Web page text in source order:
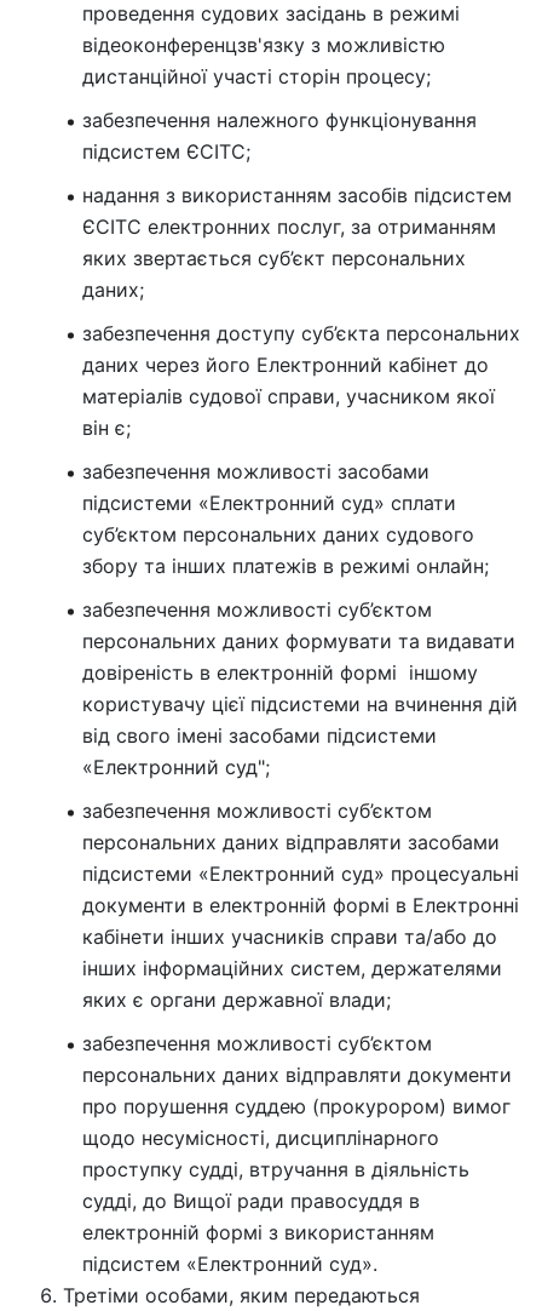
проведення судових засідань в режимі
відеоконференцзв'язку з можливістю
дистанційної участі сторін процесу;
забезпечення належного функціонування
підсистем ЄСІТС;
надання з використанням засобів підсистем
ЄСІТС електронних послуг, за отриманням
яких звертається суб’єкт персональних
даних;
забезпечення доступу суб’єкта персональних
даних через його Електронний кабінет до
матеріалів судової справи, учасником якої
він є;
забезпечення можливості засобами
підсистеми «Електронний суд» сплати
суб’єктом персональних даних судового
збору та інших платежів в режимі онлайн;
забезпечення можливості суб’єктом
персональних даних формувати та видавати
довіреність в електронній формі іншому
користувачу цієї підсистеми на вчинення дій
від свого імені засобами підсистеми
«Електронний суд";
забезпечення можливості суб’єктом
персональних даних відправляти засобами
підсистеми «Електронний суд» процесуальні
документи в електронній формі в Електронні
кабінети інших учасників справи та/або до
інших інформаційних систем, держателями
яких є органи державної влади;
забезпечення можливості суб’єктом
персональних даних відправляти документи
про порушення суддею (прокурором) вимог
щодо несумісності, дисциплінарного
проступку судді, втручання в діяльність
судді, до Вищої ради правосуддя в
електронній формі з використанням
підсистем «Електронний суд».
Третіми особами, яким передаються